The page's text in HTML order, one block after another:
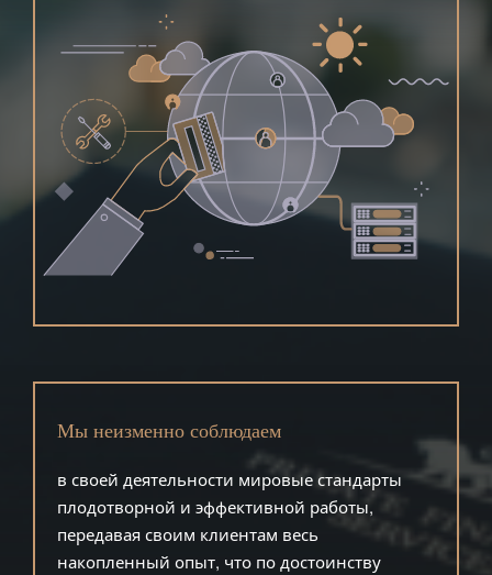
Мы неизменно соблюдаем
в своей деятельности мировые стандарты
плодотворной и эффективной работы,
передавая своим клиентам весь
накопленный опыт, что по достоинству